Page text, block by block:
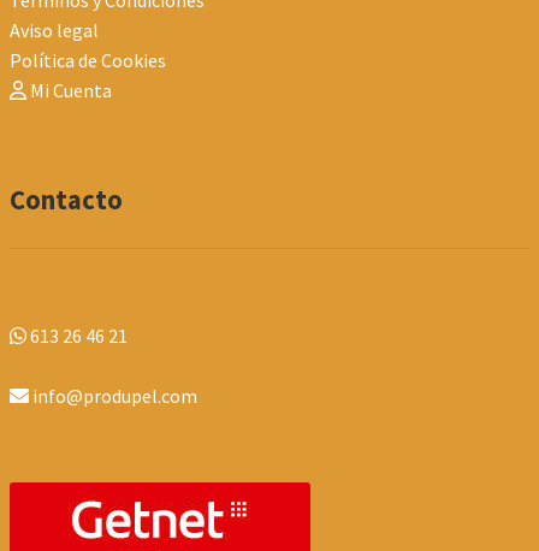
Aviso legal
Política de Cookies
Mi Cuenta
Contacto
613 26 46 21
info@produpel.com